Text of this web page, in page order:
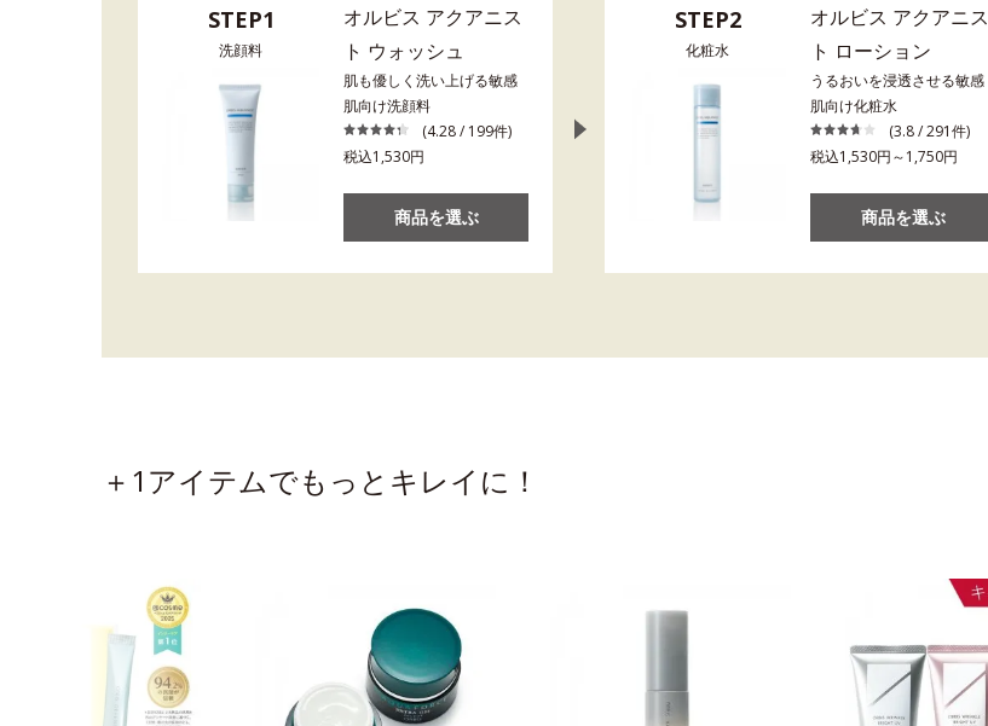
STEP1
洗顔料
オルビス アクアニス
ト ウォッシュ
肌も優しく洗い上げる敏感
肌向け洗顔料
(4.28 / 199件)
税込1,530円
商品を選ぶ
STEP2
化粧水
オルビス アクアニス
ト ローション
うるおいを浸透させる敏感
肌向け化粧水
(3.8 / 291件)
税込1,530円～1,750円
商品を選ぶ
＋1アイテムでもっとキレイに！